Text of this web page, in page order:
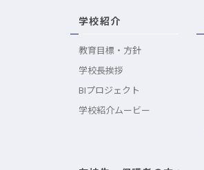
学校紹介
教育目標・方針
学校長挨拶
BIプロジェクト
学校紹介ムービー